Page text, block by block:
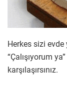
Herkes sizi evde
“Çalışıyorum
karşılaşırsınız.